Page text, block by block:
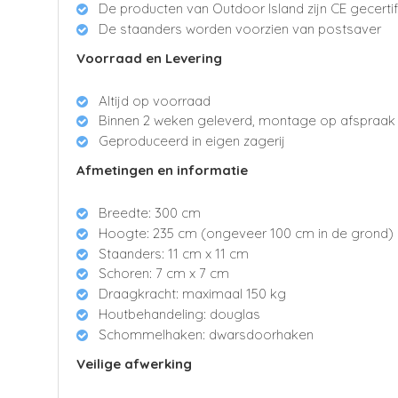
De producten van Outdoor Island zijn CE
De staanders worden voorzien van postsaver
Voorraad en Levering
Altijd op voorraad
Binnen 2 weken geleverd, montage op afspraak
Geproduceerd in eigen zagerij
Afmetingen en informatie
Breedte: 300 cm
Hoogte: 235 cm (ongeveer 100 cm in de grond)
Staanders: 11 cm x 11 cm
Schoren: 7 cm x 7 cm
Draagkracht: maximaal 150 kg
Houtbehandeling: douglas
Schommelhaken: dwarsdoorhaken
Veilige afwerking